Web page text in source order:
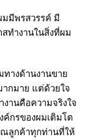
มมีพรสวรรค์ มี
ทำงานในสิ่งที่ผม
ทางด้านงานขาย
ากมาย แต่ด้วยใจ
านคือความจริงใจ
กรของผมเติมโต
ลูกค้าทุกท่านที่ให้